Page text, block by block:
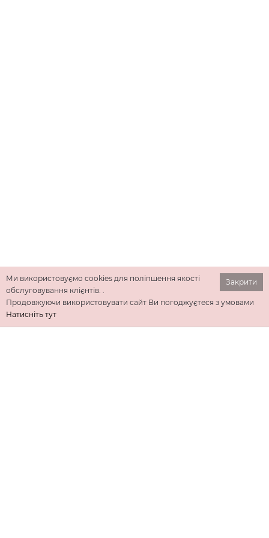
Закрити
Ми використовуємо cookies для поліпшення якості
обслуговування клієнтів. .
Продовжуючи використовувати сайт Ви погоджуєтеся з умовами
Натисніть тут